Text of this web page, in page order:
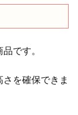
品です。
を確保できま